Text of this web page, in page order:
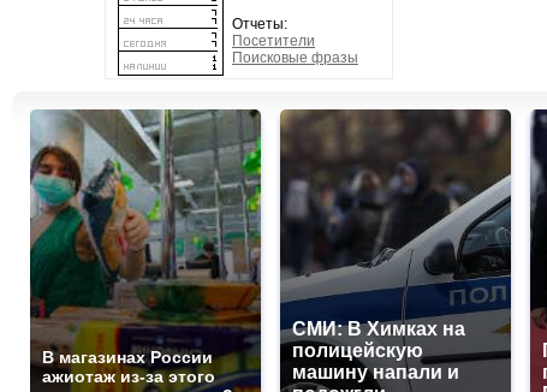
Отчеты:
Посетители
Поисковые фразы
В магазинах России
ажиотаж из-за этого
СМИ: В Химках на
полицейскую
машину напали и